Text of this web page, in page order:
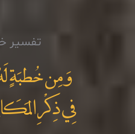
تفسیر
وَ مِن خُطبَةٍ
فِي ذِکْرِ